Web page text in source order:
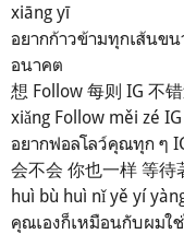
xiāng yī
อยากก้าวข้ามทุกเส้นข
อนาคต
想 Follow 每则 IG 不
xiǎng Follow měi zé
อยากฟอลโลว์คุณทุก ๆ
会不会 你也一样 等待
huì bù huì nǐ yě yí
คุณเองก็เหมือนกับผมใ